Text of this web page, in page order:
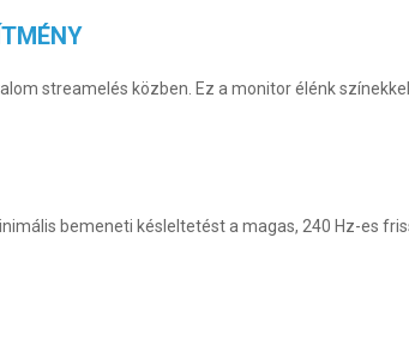
streamelés közben. Ez a monitor élénk
bemeneti késleltetést a magas, 240 Hz-es